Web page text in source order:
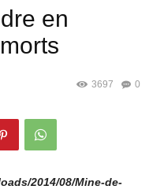
en
0
3697
2014/08/Mine-de-